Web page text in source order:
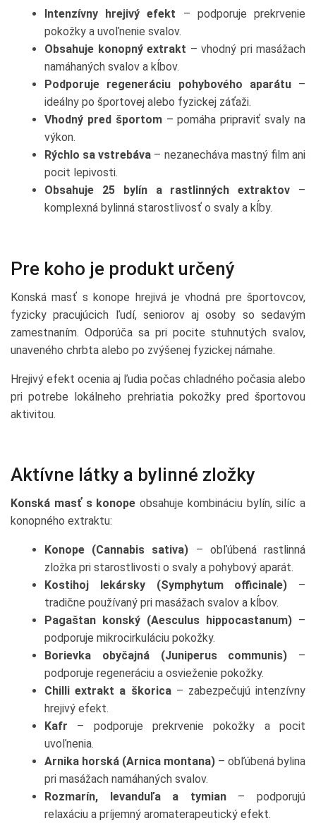
Intenzívny hrejivý efekt – podporuje prekrvenie
pokožky a uvoľnenie svalov.
Obsahuje konopný extrakt – vhodný pri masážach
namáhaných svalov a kĺbov.
Podporuje regeneráciu pohybového aparátu–
ideálny po športovej alebo fyzickej záťaži.
Vhodný pred športom– pomáha pripraviť svaly na
výkon.
Rýchlo sa vstrebáva – nezanecháva mastný film ani
pocit lepivosti.
Obsahuje 25 bylín a rastlinných extraktov –
komplexná bylinná starostlivosť o svaly a kĺby.
Pre koho je produkt určený
Konská masť s konope hrejivá je vhodná pre športovcov,
fyzicky pracujúcich ľudí, seniorov aj osoby so sedavým
zamestnaním. Odporúča sa pri pocite stuhnutých svalov,
unaveného chrbta alebo po zvýšenej fyzickej námahe.
Hrejivý efekt ocenia aj ľudia počas chladného počasia alebo
pri potrebe lokálneho prehriatia pokožky pred športovou
aktivitou.
Aktívne látky a bylinné zložky
Konská masť s konope obsahuje kombináciu bylín, silíc a
konopného extraktu:
Konope (Cannabis sativa) – obľúbená rastlinná
zložka pri starostlivosti o svaly a pohybový aparát.
Kostihoj lekársky (Symphytum officinale) –
tradične používaný pri masážach svalov a kĺbov.
Pagaštan konský (Aesculus hippocastanum) –
podporuje mikrocirkuláciu pokožky.
Borievka obyčajná (Juniperus communis) –
podporuje regeneráciu a osvieženie pokožky.
Chilli extrakt a škorica– zabezpečujú intenzívny
hrejivý efekt.
Kafr – podporuje prekrvenie pokožky a pocit
uvoľnenia.
Arnika horská (Arnica montana) – obľúbená bylina
pri masážach namáhaných svalov.
Rozmarín, levanduľa a tymian– podporujú
relaxáciu a príjemný aromaterapeutický efekt.